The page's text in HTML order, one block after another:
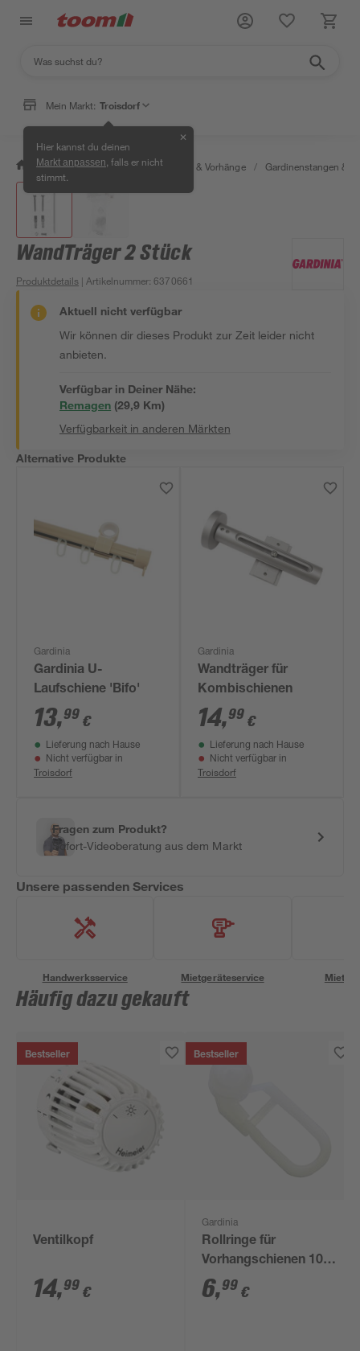
Mein Markt: Troisdorf
Hier kannst du deinen
Markt anpassen , falls er nicht
stimmt.
✕
/ Wohnen & Haushalt / Gardinen & Vorhänge / Gardinenstangen &
WandTräger 2 Stück
Produktdetails | Artikelnummer:6370661
Aktuell nicht verfügbar
Wir können dir dieses Produkt zur Zeit leider nicht
anbieten.
Verfügbar in Deiner Nähe:
Remagen (29,9 Km)
Verfügbarkeit in anderen Märkten
Alternative Produkte
Gardinia
Gardinia U-
Laufschiene 'Bifo'
13,99 €
Lieferung nach Hause
Nicht verfügbar in
Troisdorf
Gardinia
Wandträger für
Kombischienen
14,99 €
Lieferung nach Hause
Nicht verfügbar in
Troisdorf
Fragen zum Produkt?
Sofort-Videoberatung aus dem Markt
Unsere passenden Services
Handwerksservice Mietgeräteservice
Häufig dazu gekauft
Bestseller
Ventilkopf
14,99 €
Bestseller
Gardinia
Rollringe für
Vorhangschienen 100
Stück
6,99 €